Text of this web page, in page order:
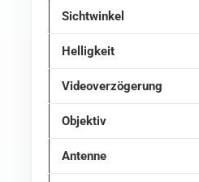
Sichtwinkel
Helligkeit
Videoverzögerung
Objektiv
Antenne